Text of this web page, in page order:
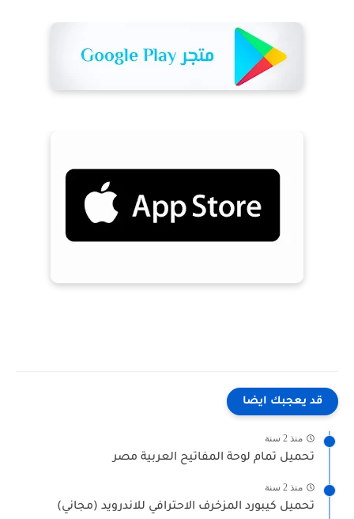
قد يعجبك ايضا
منذ 2 سنة
تحميل تمام لوحة المفاتيح العربية مصر
منذ 2 سنة
تحميل كيبورد المزخرف الاحترافي للاندرويد (مجاني)